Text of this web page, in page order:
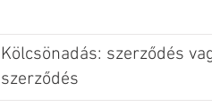
Kölcsönadás: szerződés
szerződés